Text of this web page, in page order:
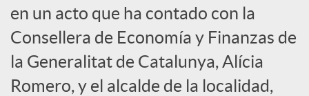
d
o
en un acto que ha contado con la
Consellera de Economía y Finanzas de
la Generalitat de Catalunya, Alícia
Romero, y el alcalde de la localidad,